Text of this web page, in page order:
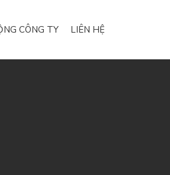
CÔNG TY LIÊN HỆ